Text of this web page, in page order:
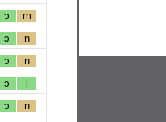
ɔ m
ɔ n
ɔ n
ɔ l
ɔ n